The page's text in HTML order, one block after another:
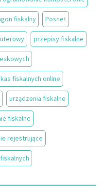
fiskalny Posnet
przepisy fiskalne
fiskalnych online
urządzenia fiskalne
fiskalne
rejestrujące